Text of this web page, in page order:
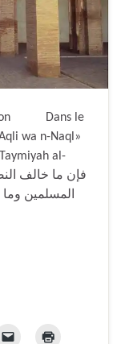
Dans le
wa n-Naql»
al-
المسلمين